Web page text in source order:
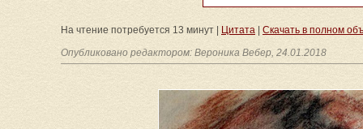
На чтение потребуется 13 минут | Цитата
Скачать в полном
Опубликовано редактором: Вероника Вебер, 24.01.2018